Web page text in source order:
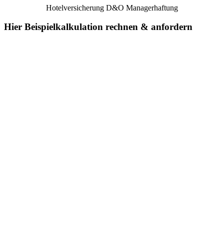
Hotelversicherung D&O Managerhaftung
Hier Beispielkalkulation rechnen & anfordern